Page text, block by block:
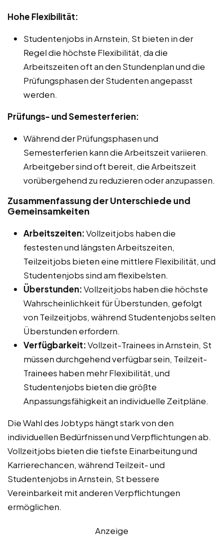
Hohe Flexibilität:
Studentenjobs in Arnstein, St bieten in der
Regel die höchste Flexibilität, da die
Arbeitszeiten oft an den Stundenplan und die
Prüfungsphasen der Studenten angepasst
werden.
Prüfungs- und Semesterferien:
Während der Prüfungsphasen und
Semesterferien kann die Arbeitszeit variieren.
Arbeitgeber sind oft bereit, die Arbeitszeit
vorübergehend zu reduzieren oder anzupassen.
Zusammenfassung der Unterschiede und
Gemeinsamkeiten
Arbeitszeiten:Vollzeitjobs haben die
festesten und längsten Arbeitszeiten,
Teilzeitjobs bieten eine mittlere Flexibilität, und
Studentenjobs sind am flexibelsten.
Überstunden:Vollzeitjobs haben die höchste
Wahrscheinlichkeit für Überstunden, gefolgt
von Teilzeitjobs, während Studentenjobs selten
Überstunden erfordern.
Verfügbarkeit:Vollzeit-Trainees in Arnstein, St
müssen durchgehend verfügbar sein, Teilzeit-
Trainees haben mehr Flexibilität, und
Studentenjobs bieten die größte
Anpassungsfähigkeit an individuelle Zeitpläne.
Die Wahl des Jobtyps hängt stark von den
individuellen Bedürfnissen und Verpflichtungen ab.
Vollzeitjobs bieten die tiefste Einarbeitung und
Karrierechancen, während Teilzeit- und
Studentenjobs in Arnstein, St bessere
Vereinbarkeit mit anderen Verpflichtungen
ermöglichen.
Anzeige